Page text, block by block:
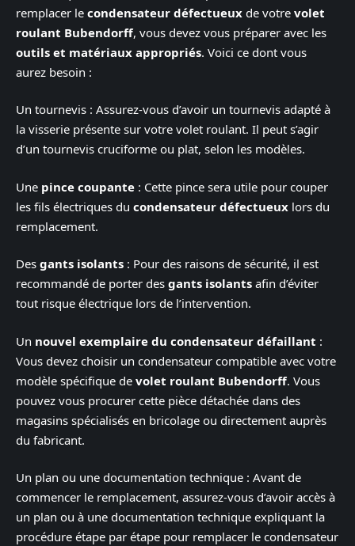
remplacer le condensateur défectueux de votre volet
roulant Bubendorff, vous devez vous préparer avec les
outils et matériaux appropriés. Voici ce dont vous
aurez besoin :
Un tournevis : Assurez-vous d’avoir un tournevis adapté à
la visserie présente sur votre volet roulant. Il peut s’agir
d’un tournevis cruciforme ou plat, selon les modèles.
Une pince coupante : Cette pince sera utile pour couper
les fils électriques du condensateur défectueux lors du
remplacement.
Des gants isolants : Pour des raisons de sécurité, il est
recommandé de porter des gants isolants afin d’éviter
tout risque électrique lors de l’intervention.
Un nouvel exemplaire du condensateur défaillant :
Vous devez choisir un condensateur compatible avec votre
modèle spécifique de volet roulant Bubendorff. Vous
pouvez vous procurer cette pièce détachée dans des
magasins spécialisés en bricolage ou directement auprès
du fabricant.
Un plan ou une documentation technique : Avant de
commencer le remplacement, assurez-vous d’avoir accès à
un plan ou à une documentation technique expliquant la
procédure étape par étape pour remplacer le condensateur